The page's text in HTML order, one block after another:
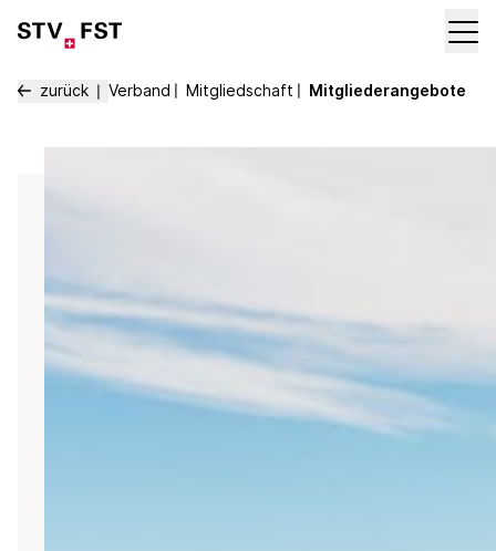
zurück 〡 Verband〡 Mitgliedschaft〡 Mitgliederangebote